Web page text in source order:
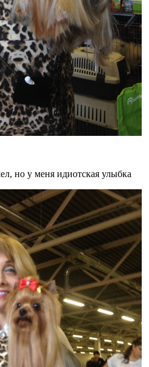
но у меня идиотская улыбка